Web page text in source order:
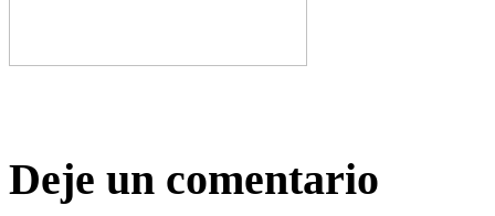
Deje un comentario